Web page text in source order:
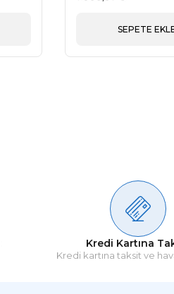
SEPETE
Kredi Kartına
Kredi kartına taksit ve